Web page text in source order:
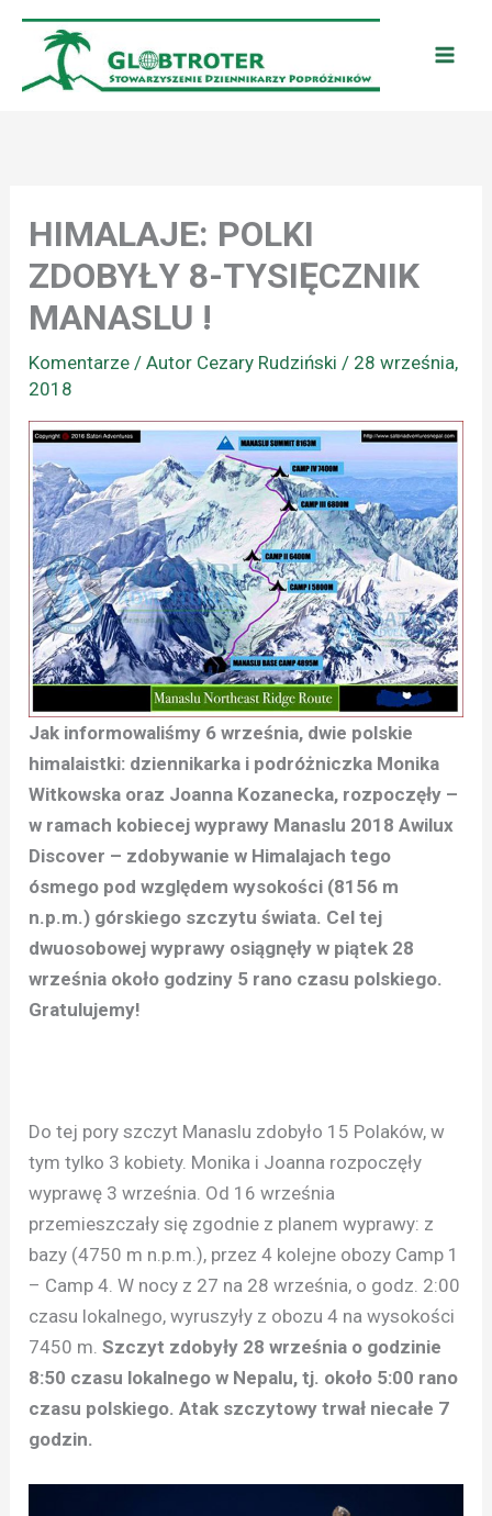
Przejdź
treści
HIMALAJE: POLKI
ZDOBYŁY 8-TYSIĘCZNIK
MANASLU !
Komentarze / Autor Cezary Rudziński/ 28 września,
2018
Jak informowaliśmy 6 września, dwie polskie
himalaistki: dziennikarka i podróżniczka Monika
Witkowska oraz Joanna Kozanecka, rozpoczęły –
w ramach kobiecej wyprawy Manaslu 2018 Awilux
Discover – zdobywanie w Himalajach tego
ósmego pod względem wysokości (8156 m
n.p.m.) górskiego szczytu świata. Cel tej
dwuosobowej wyprawy osiągnęły w piątek 28
września około godziny 5 rano czasu polskiego.
Gratulujemy!
Do tej pory szczyt Manaslu zdobyło 15 Polaków, w
tym tylko 3 kobiety. Monika i Joanna rozpoczęły
wyprawę 3 września. Od 16 września
przemieszczały się zgodnie z planem wyprawy: z
bazy (4750 m n.p.m.), przez 4 kolejne obozy Camp 1
– Camp 4. W nocy z 27 na 28 września, o godz. 2:00
czasu lokalnego, wyruszyły z obozu 4 na wysokości
7450 m.Szczyt zdobyły 28 września o godzinie
8:50 czasu lokalnego w Nepalu, tj. około 5:00 rano
czasu polskiego. Atak szczytowy trwał niecałe 7
godzin.